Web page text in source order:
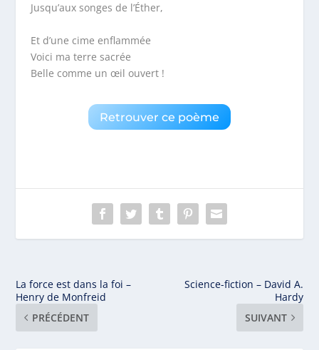
Jusqu’aux songes de l’Éther,
Et d’une cime enflammée
Voici ma terre sacrée
Belle comme un œil ouvert !
Retrouver ce poème
La force est dans la foi –
Henry de Monfreid
PRÉCÉDENT
Science-fiction – David A.
Hardy
SUIVANT